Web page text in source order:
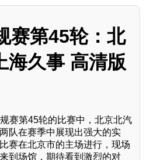
赛第45轮：北
海久事 高清版
赛第45轮的比赛中，北京北汽
队在赛季中展现出强大的实
赛在北京市的主场进行，现场
到场馆，期待看到激烈的对